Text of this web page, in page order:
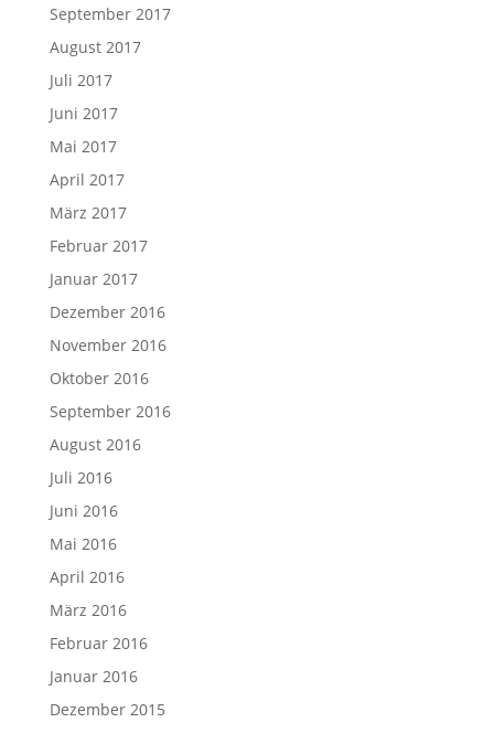
September 2017
August 2017
Juli 2017
Juni 2017
Mai 2017
April 2017
März 2017
Februar 2017
Januar 2017
Dezember 2016
November 2016
Oktober 2016
September 2016
August 2016
Juli 2016
Juni 2016
Mai 2016
April 2016
März 2016
Februar 2016
Januar 2016
Dezember 2015